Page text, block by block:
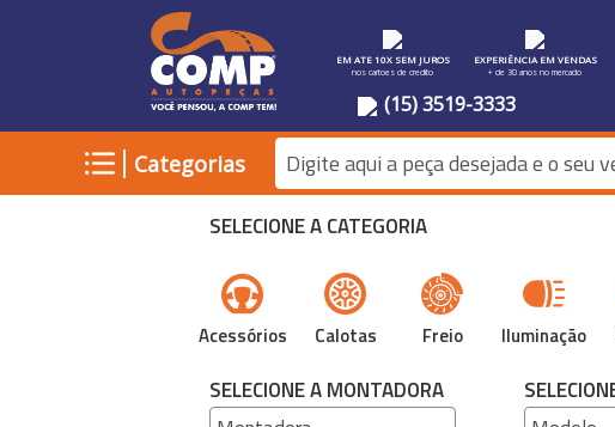
EM ATE 10X SEM JUROS
nos cartoes de credito
EXPERIÊNCIA EM VENDAS
+ de 30 anos no mercado
(15) 3519-3333
| Categorias
SELECIONE A CATEGORIA
Acessórios Calotas Freio Iluminação
SELECIONE A MONTADORA